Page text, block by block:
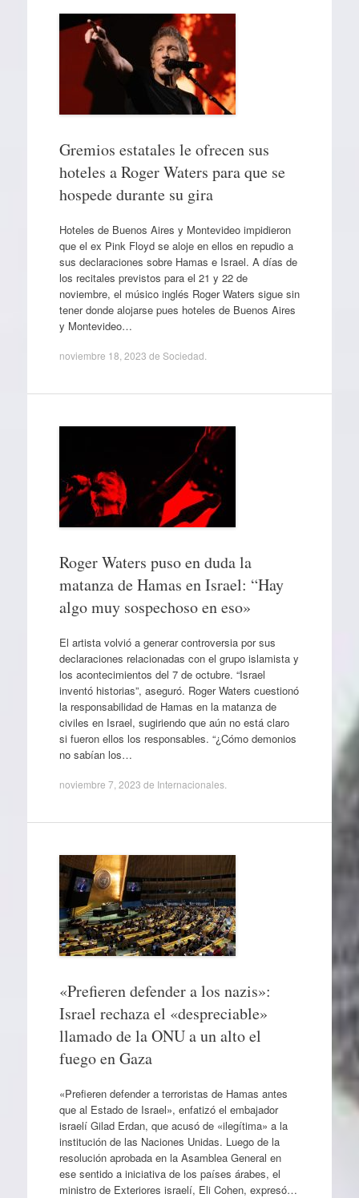
Gremios estatales le ofrecen sus
hoteles a Roger Waters para que se
hospede durante su gira
Hoteles de Buenos Aires y Montevideo impidieron
que el ex Pink Floyd se aloje en ellos en repudio a
sus declaraciones sobre Hamas e Israel. A días de
los recitales previstos para el 21 y 22 de
noviembre, el músico inglés Roger Waters sigue sin
tener donde alojarse pues hoteles de Buenos Aires
y Montevideo…
noviembre 18, 2023 de Sociedad
Roger Waters puso en duda la
matanza de Hamas en Israel: “Hay
algo muy sospechoso en eso»
El artista volvió a generar controversia por sus
declaraciones relacionadas con el grupo islamista y
los acontecimientos del 7 de octubre. “Israel
inventó historias”, aseguró. Roger Waters cuestionó
la responsabilidad de Hamas en la matanza de
civiles en Israel, sugiriendo que aún no está claro
si fueron ellos los responsables. “¿Cómo demonios
no sabían los…
noviembre 7, 2023 de Internacionales.
«Prefieren defender a los nazis»:
Israel rechaza el «despreciable»
llamado de la ONU a un alto el
fuego en Gaza
«Prefieren defender a terroristas de Hamas antes
que al Estado de Israel», enfatizó el embajador
israelí Gilad Erdan, que acusó de «ilegítima» a la
institución de las Naciones Unidas. Luego de la
resolución aprobada en la Asamblea General en
ese sentido a iniciativa de los países árabes, el
ministro de Exteriores israelí, Eli Cohen, expresó…